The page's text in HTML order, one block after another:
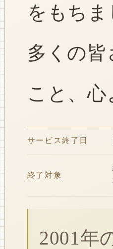
をもち
多くの
こと、
サービス終了日
終了対象
2001年